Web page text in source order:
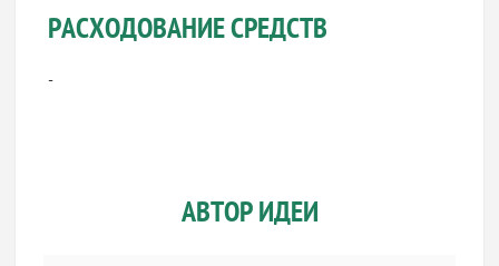
РАСХОДОВАНИЕ СРЕДСТВ
-
АВТОР ИДЕИ